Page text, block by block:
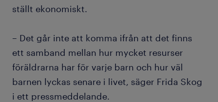
ställt ekonomiskt.
– Det går inte att komma ifrån att det finns
ett samband mellan hur mycket resurser
föräldrarna har för varje barn och hur väl
barnen lyckas senare i livet, säger Frida Skog
i ett pressmeddelande.